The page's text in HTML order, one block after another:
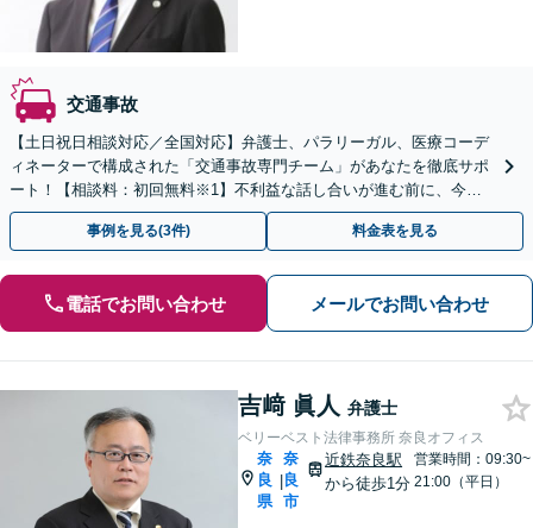
交通事故
【土日祝日相談対応／全国対応】弁護士、パラリーガル、医療コーデ
ィネーターで構成された「交通事故専門チーム」があなたを徹底サポ
ート！【相談料：初回無料※1】不利益な話し合いが進む前に、今す
ぐ相談！
事例を見る(3件) 料金表を見る
電話でお問い合わせ メールでお問い合わせ
吉﨑 眞人 弁護士
ベリーベスト法律事務所 奈良オフィス
奈
良
県
|
奈
良
市
近鉄奈良駅
から徒歩1分
営業時間：09:30~
21:00（平日）